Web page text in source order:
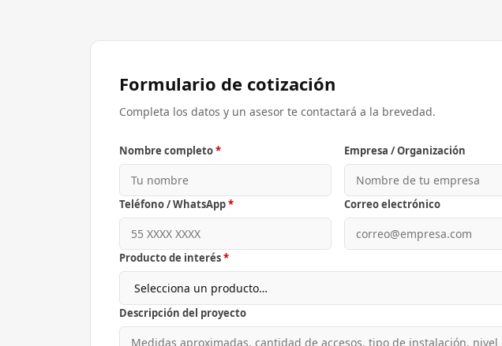
Formulario de cotización
Completa los datos y un asesor te contactará a la brevedad.
Nombre completo* Empresa / Organización
Teléfono / WhatsApp* Correo electrónico
Producto de interés*
Descripción del proyecto